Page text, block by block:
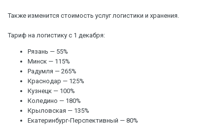
Также изменится стоимость услуг логистики и хранения.
Тариф на логистику с 1 декабря:
Рязань — 55%
Минск — 115%
Радумля — 265%
Краснодар — 125%
Кузнецк — 100%
Коледино — 180%
Крыловская — 135%
Екатеринбург-Перспективный — 80%